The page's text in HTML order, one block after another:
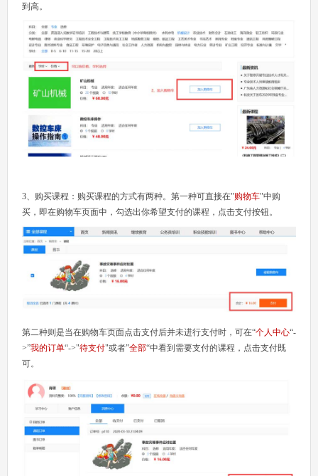
到高。
3、购买课程：购买课程的方式有两种。第一种可直接在"购物车"中购
买，即在购物车页面中，勾选出你希望支付的课程，点击支付按钮。
第二种则是当在购物车页面点击支付后并未进行支付时，可在“个人中心“-
>”我的订单“->"待支付"或者”全部“中看到需要支付的课程，点击支付既
可。